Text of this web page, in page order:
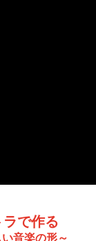
で作る
音楽の形～